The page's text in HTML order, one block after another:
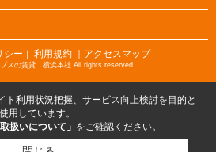
シー ｜ 利用規約 ｜アクセスマップ
スの賃貸 横浜本社 All rights reserved.
ト利用状況把握、サービス向上検討を目的と
用しています。
扱いについて」 をご確認ください。